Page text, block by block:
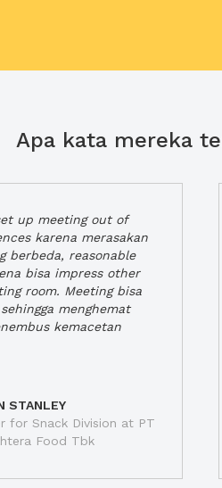
Apa kata mereka
up meeting out of
karena merasakan
berbeda, reasonable
bisa impress other
room. Meeting bisa
menghemat
kemacetan
STANLEY
for Snack Division at PT
Food Tbk